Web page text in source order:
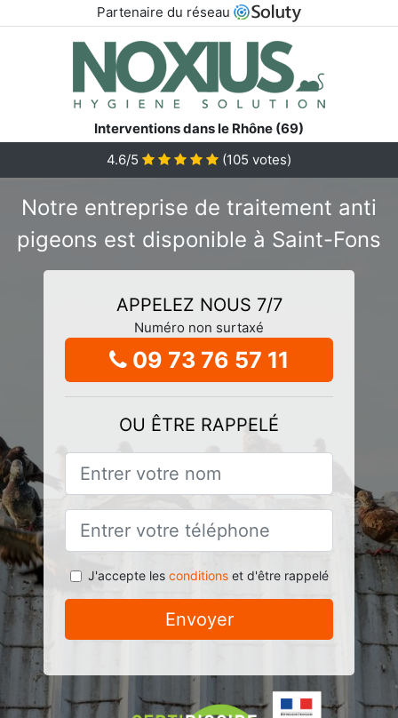
Partenaire du réseau
Interventions dans le Rhône (69)
4.6/5
(105 votes)
Notre entreprise de traitement anti
pigeons est disponible à Saint-Fons
APPELEZ NOUS 7/7
Numéro non surtaxé
09 73 76 57 11
OU ÊTRE RAPPELÉ
J'accepte les conditionset d'être rappelé
Envoyer